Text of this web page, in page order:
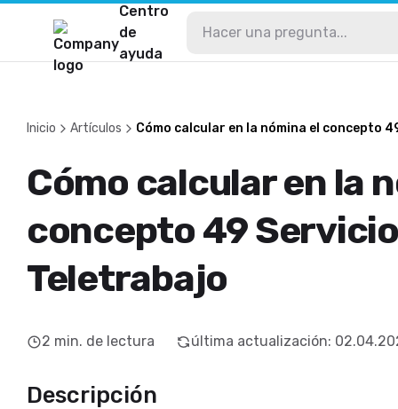
Centro
de
ayuda
Inicio Artículos Cómo calcular en la nómina el concepto
Cómo calcular en la
concepto 49
Teletrabajo
2 min. de lectura última actualización:
Descripción